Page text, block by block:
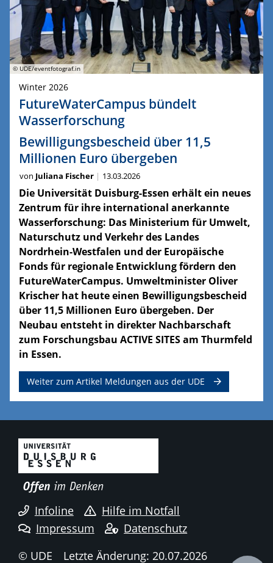
© UDE/eventfotograf.in
Winter 2026
FutureWaterCampus bündelt
Wasserforschung
Bewilligungsbescheid über 11,5
Millionen Euro übergeben
von Juliana Fischer 13.03.2026
Die Universität Duisburg-Essen erhält ein neues
Zentrum für ihre international anerkannte
Wasserforschung: Das Ministerium für Umwelt,
Naturschutz und Verkehr des Landes
Nordrhein-Westfalen und der Europäische
Fonds für regionale Entwicklung fördern den
FutureWaterCampus. Umweltminister Oliver
Krischer hat heute einen Bewilligungsbescheid
über 11,5 Millionen Euro übergeben. Der
Neubau entsteht in direkter Nachbarschaft
zum Forschungsbau ACTIVE SITES am Thurmfeld
in Essen.
Weiter zum Artikel Meldungen aus der UDE
Infoline
Hilfe im Notfall
Impressum
Datenschutz
© UDE
Letzte Änderung: 20.07.2026